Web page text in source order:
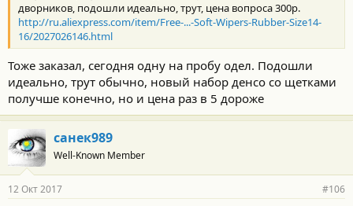
дворников, подошли идеально, трут, цена вопроса 300р.
http://ru.aliexpress.com/item/Free-...-Soft-Wipers-Rubber-Size14-
16/2027026146.html
Тоже заказал, сегодня одну на пробу одел. Подошли
идеально, трут обычно, новый набор денсо со щетками
получше конечно, но и цена раз в 5 дороже
санек989
Well-Known Member
12 Окт 2017 #106